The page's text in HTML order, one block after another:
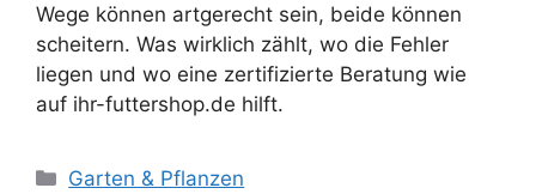
Wege können artgerecht sein, beide können
scheitern. Was wirklich zählt, wo die Fehler
liegen und wo eine zertifizierte Beratung wie
auf ihr-futtershop.de hilft.
Kategorien
Garten & Pflanzen